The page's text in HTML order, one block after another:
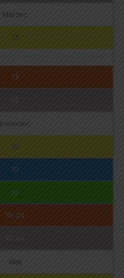
Marzec
13
13
13
Kwiecień
10
10
10
10, 24
10, 24
Maj